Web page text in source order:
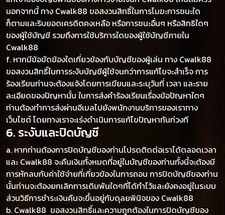
นอกจากนี้ ทาง Cwalk88 ขอสงวนสิทธิ์ในการโมฆะการชนะใด
ก็ตามและริบยอดเครดิตคงเหลือ หรือการชนะอื่นๆ หรือสิทธิใดๆ
ของผู้ใช้บัญชี รวมถึงการใช้บริการใดของผู้ใช้บัญชีภายใน
Cwalk88
f. หากมีข้อขัดข้องใดเกี่ยวข้องกับบัญชีของผู้เล่น ทาง Cwalk88
ขอสงวนสิทธิ์ในการระงับบัญชีผู้ใช้จนกว่าการแก้ไขจะสำเร็จ การ
ร้องเรียนท่านจะต้องแจ้งโดยการเขียนและระบุวันที่ เวลา และราย
ละเอียดของปัญหานั้น ในการส่งคำร้องเรียนเรื่องข้อปัญหาใดๆ
ท่านต้องทำการส่งผ่านอีเมลไปยังพนักงานบริการของเราทาง
เว็บไซต์ โดยทางเราจะเร่งดำเนินการแก้ไขปัญหาทันท่วงที
6. ระงับและปิดบัญชี
a. หากท่านต้องการปิดบัญชีของท่านโปรดติดต่อเราได้ตลอดเวลา
และ Cwalk88 จะคืนเงินทั้งหมดที่อยู่ในบัญชีของท่านทั้งนี้จะต้องมี
การหักลบกับค่าใช้จ่ายที่เกี่ยวข้องในการถอน การปิดบัญชีของท่าน
นั้นท่านจะต้องยกเลิกการเดิมพันใดๆที่ได้ทำไว้และยังคงอยู่ในระบบ
ส่วนวิธีการชำระเงินคืนจะขึ้นอยู่กับดุลยพินิจของ Cwalk88
b. Cwalk88 ขอสงวนสิทธิ์และความถูกต้องในการปิดบัญชีของ